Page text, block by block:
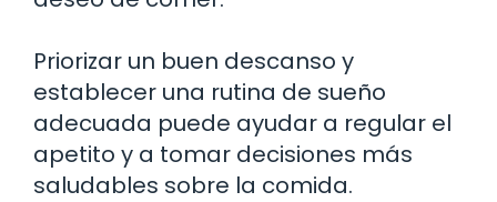
Priorizar un buen descanso y
establecer una rutina de sueño
adecuada puede ayudar a regular el
apetito y a tomar decisiones más
saludables sobre la comida.